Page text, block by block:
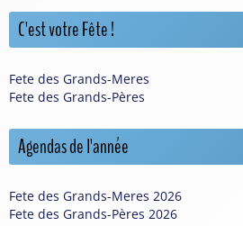
C'est votre Fête !
Fete des Grands-Meres
Fete des Grands-Pères
Agendas de l'année
Fete des Grands-Meres 2026
Fete des Grands-Pères 2026